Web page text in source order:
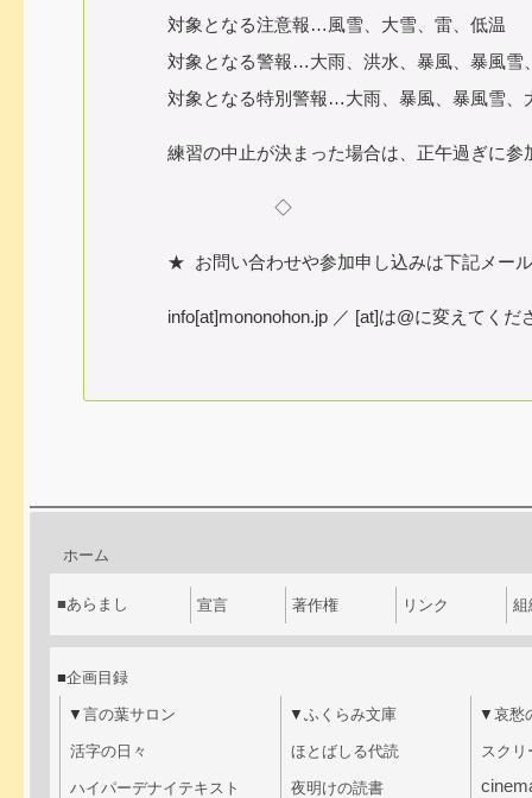
対象となる注意報…風雪、大雪、雷、低温
対象となる警報…大雨、洪水、暴風、暴風雪
対象となる特別警報…大雨、暴風、暴風雪、
練習の中止が決まった場合は、正午過ぎに
◇
★ お問い合わせや参加申し込みは下記メー
info[at]mononohon.jp ／ [at]は@に変えてくだ
ホーム
■あらまし 宣言 著作権 リンク 組
■企画目録
▼ 言の葉サロン
活字の日々
ハイパーデナイテキスト
▼ ふくらみ文庫
ほとばしる代読
夜明けの読書
▼ 哀愁
スクリ